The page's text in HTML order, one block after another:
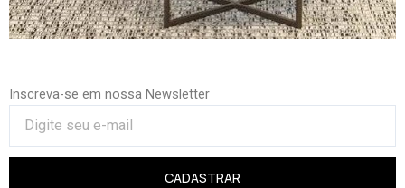
Inscreva-se em nossa Newsletter
CADASTRAR